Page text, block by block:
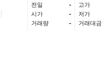
전일
-
시가
-
거래량
-
고가
저가
거래대금